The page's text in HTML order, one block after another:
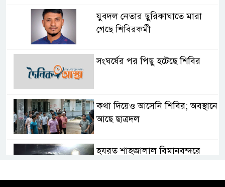
যুবদল নেতার ছুরিকাঘাতে মারা
গেছে শিবিরকর্মী
সংঘর্ষের পর পিছু হটেছে শিবির
কথা দিয়েও আসেনি শিবির; অবস্থানে
আছে ছাত্রদল
হযরত শাহজালাল বিমানবন্দরে